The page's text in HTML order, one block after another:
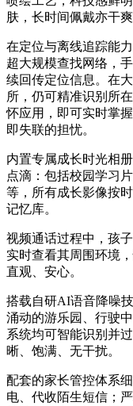
肤，长时间佩戴亦干
在定位与离线追踪能
超大规模查找网络，
续回传定位信息。在
所，仍可精准识别所
怀应用，即可实时掌
即失联的担忧。
内置专属成长时光相
点滴：包括校园学习
等，所有成长影像按
记忆库。
视频通话过程中，孩
实时查看其周围环境
直观、安心。
搭载自研AI语音降噪
涌动的游乐园、行驶
系统均可智能识别并
晰、饱满、无干扰。
配套的家长管控体系
电、代收陌生短信；